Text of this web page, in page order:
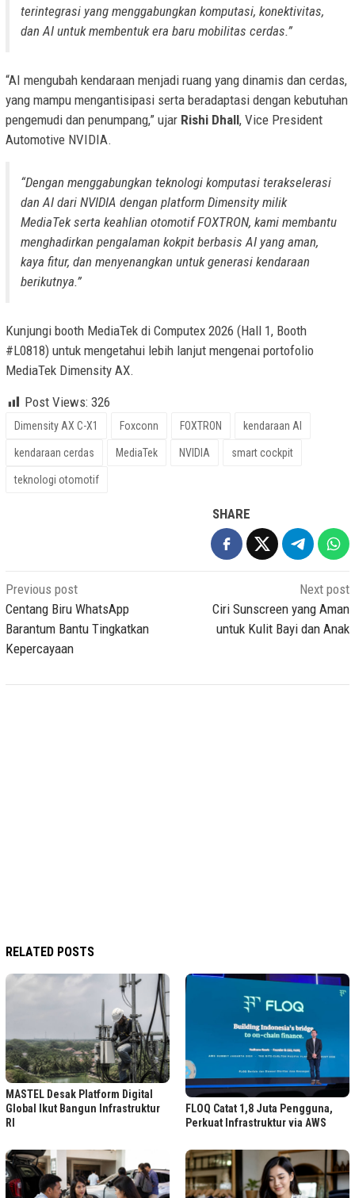
terintegrasi yang menggabungkan komputasi, konektivitas,
dan AI untuk membentuk era baru mobilitas cerdas.”
“AI mengubah kendaraan menjadi ruang yang dinamis dan cerdas,
yang mampu mengantisipasi serta beradaptasi dengan kebutuhan
pengemudi dan penumpang,” ujar Rishi Dhall, Vice President
Automotive NVIDIA.
“Dengan menggabungkan teknologi komputasi terakselerasi
dan AI dari NVIDIA dengan platform Dimensity milik
MediaTek serta keahlian otomotif FOXTRON, kami membantu
menghadirkan pengalaman kokpit berbasis AI yang aman,
kaya fitur, dan menyenangkan untuk generasi kendaraan
berikutnya.”
Kunjungi booth MediaTek di Computex 2026 (Hall 1, Booth
#L0818) untuk mengetahui lebih lanjut mengenai portofolio
MediaTek Dimensity AX.
Post Views: 326
Dimensity AX C-X1 Foxconn FOXTRON kendaraan AI
kendaraan cerdas MediaTek NVIDIA smart cockpit
teknologi otomotif
SHARE
Post
navigation
Previous post
Centang Biru WhatsApp
Barantum Bantu Tingkatkan
Kepercayaan
Next post
Ciri Sunscreen yang Aman
untuk Kulit Bayi dan Anak
RELATED POSTS
MASTEL Desak Platform Digital
Global Ikut Bangun Infrastruktur
RI
FLOQ Catat 1,8 Juta Pengguna,
Perkuat Infrastruktur via AWS